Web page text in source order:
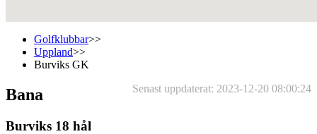
Golfklubbar>>
Uppland>>
Burviks GK
Senast uppdaterat: 2023-12-20 08:00:24
Bana
Burviks 18 hål